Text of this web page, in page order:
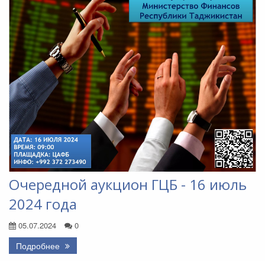
Очередной аукцион ГЦБ - 16 июль
2024 года
05.07.2024 0
Подробнее